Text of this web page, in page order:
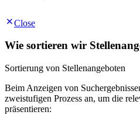
Close
Wie sortieren wir
Sortierung von Stellenangeboten
Beim Anzeigen von
zweistufigen Prozess an, um die
präsentieren: